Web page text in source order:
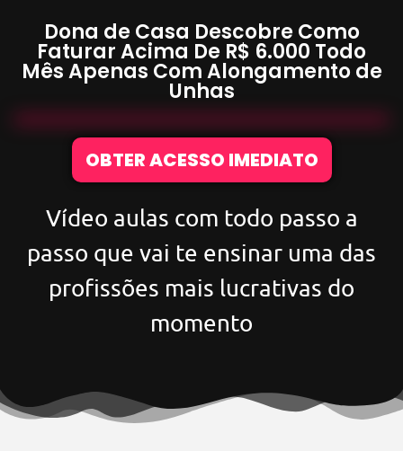
Dona de Casa Descobre Como
Faturar Acima De R$ 6.000 Todo
Mês Apenas ComAlongamento de
Unhas
OBTER ACESSO IMEDIATO
Vídeo aulas com todo passo a
passo que vai te ensinar uma das
profissões mais lucrativas do
momento